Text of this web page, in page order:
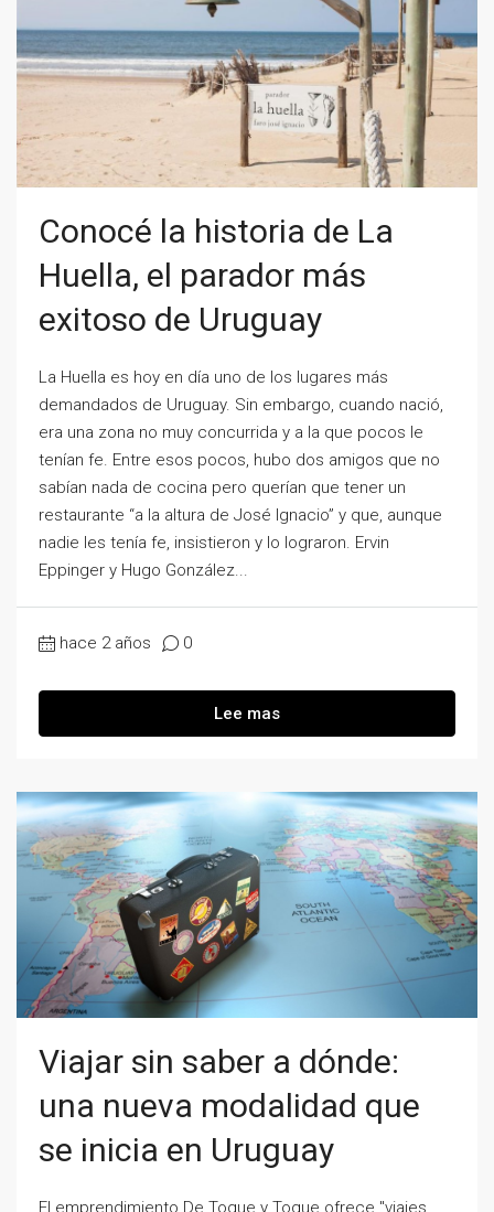
Conocé la historia de La
Huella, el parador más
exitoso de Uruguay
La Huella es hoy en día uno de los lugares más
demandados de Uruguay. Sin embargo, cuando nació,
era una zona no muy concurrida y a la que pocos le
tenían fe. Entre esos pocos, hubo dos amigos que no
sabían nada de cocina pero querían que tener un
restaurante “a la altura de José Ignacio” y que, aunque
nadie les tenía fe, insistieron y lo lograron. Ervin
Eppinger y Hugo González...
hace 2 años 0
Lee mas
Viajar sin saber a dónde:
una nueva modalidad que
se inicia en Uruguay
El emprendimiento De Toque y Toque ofrece "viajes